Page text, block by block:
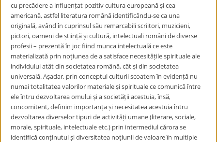
cu precădere a influențat pozitiv cultura europeană și cea
americană, astfel literatura română identificându-se ca una
originală, având în cuprinsul său remarcabili scriitori, muzicieni,
pictori, oameni de știință și cultură, intelectuali români de diverse
profesii – prezentă în joc fiind munca intelectuală ce este
materializată prin noțiunea de a satisface necesitățile spirituale ale
individului atât din societatea română, cât și din societatea
universală. Așadar, prin conceptul culturii scoatem în evidență nu
numai totalitatea valorilor materiale și spirituale ce comunică între
ele întru dezvoltarea omului și a societății acestuia, însă,
concomitent, definim importanța și necesitatea acestuia întru
dezvoltarea diverselor tipuri de activități umane (literare, sociale,
morale, spirituale, intelectuale etc.) prin intermediul cărora se
identifică conținutul și diversitatea noțiunii de valoare în multiple